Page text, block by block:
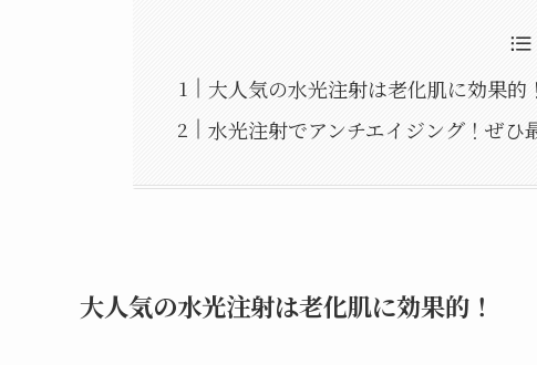
大人気の水光注射は老化肌に効果的！
水光注射でアンチエイジング！ぜ
大人気の水光注射は老化肌に効果的！